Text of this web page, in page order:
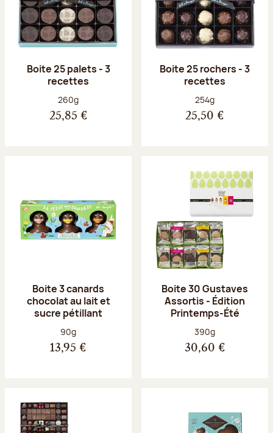
Boite 25 palets - 3
recettes
Poids net :
260g
25,85 €
Boite 25 rochers - 3
recettes
Poids net :
254g
25,50 €
Boite 3 canards
chocolat au lait et
sucre pétillant
Poids net :
90g
13,95 €
Boite 30 Gustaves
Assortis - Édition
Printemps-Été
Poids net :
390g
30,60 €